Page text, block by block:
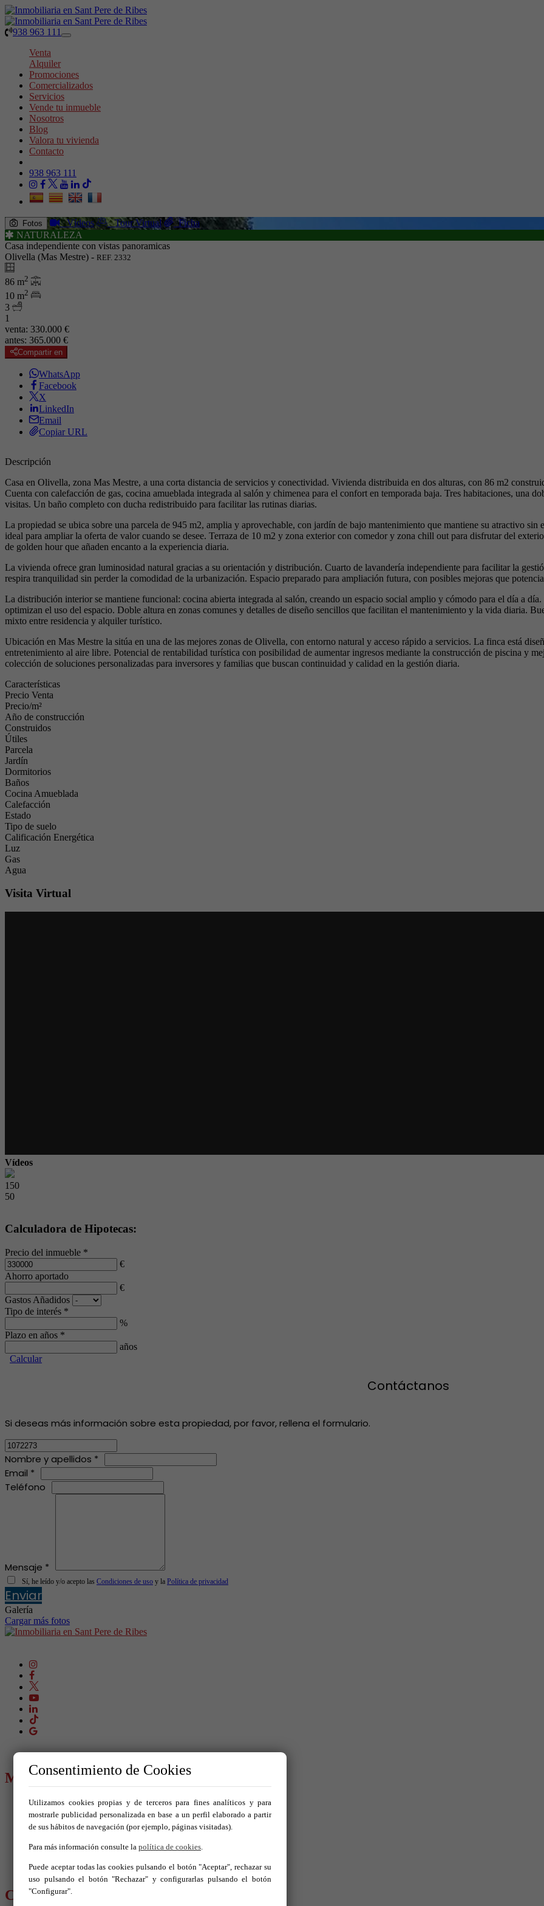
938 963 111
Toggle
Venta
Alquiler
Promociones
Comercializados
Servicios
Vende tu inmueble
Nosotros
Blog
Valora tu vivienda
Contacto
938 963 111
Fotos Vídeos Tour Virtual
Ficha
NATURALEZA
Casa independiente con vistas panoramicas
Olivella (Mas Mestre) - REF. 2332
86 m2
10 m2
3
1
venta: 330.000 €
antes: 365.000 €
Compartir en
WhatsApp
Facebook
X
LinkedIn
Email
Copiar URL
Descripción
Casa en Olivella, zona Mas Mestre, a una corta distancia de servicios y conectividad. Vivienda distribuida en dos alturas, con 86 m2
Cuenta con calefacción de gas, cocina amueblada integrada al salón y chimenea para el confort en temporada baja. Tres habitaciones, una
visitas. Un baño completo con ducha redistribuido para facilitar las rutinas diarias.
La propiedad se ubica sobre una parcela de 945 m2, amplia y aprovechable, con jardín de bajo mantenimiento que mantiene su atractivo
ideal para ampliar la oferta de valor cuando se desee. Terraza de 10 m2 y zona exterior con comedor y zona chill out para disfrutar del
de golden hour que añaden encanto a la experiencia diaria.
La vivienda ofrece gran luminosidad natural gracias a su orientación y distribución. Cuarto de lavandería independiente para facilitar la
respira tranquilidad sin perder la comodidad de la urbanización. Espacio preparado para ampliación futura, con posibles mejoras que
La distribución interior se mantiene funcional: cocina abierta integrada al salón, creando un espacio social amplio y cómodo para el día a
optimizan el uso del espacio. Doble altura en zonas comunes y detalles de diseño sencillos que facilitan el mantenimiento y la vida diaria.
mixto entre residencia y alquiler turístico.
Ubicación en Mas Mestre la sitúa en una de las mejores zonas de Olivella, con entorno natural y acceso rápido a servicios. La finca está
entretenimiento al aire libre. Potencial de rentabilidad turística con posibilidad de aumentar ingresos mediante la construcción de piscina y
colección de soluciones personalizadas para inversores y familias que buscan continuidad y calidad en la gestión diaria.
Características
Precio Venta
Precio/m²
Año de construcción
Construidos
Útiles
Parcela
Jardín
Dormitorios
Baños
Cocina Amueblada
Calefacción
Estado
Tipo de suelo
Calificación Energética
Luz
Gas
Agua
Visita Virtual
Vídeos
150
50
Calculadora de Hipotecas:
Precio del inmueble *
€
Ahorro aportado
€
Gastos Añadidos
Tipo de interés *
%
Plazo en años *
años
Calcular
Contáctanos
Si deseas más información sobre esta propiedad, por favor, rellena el formulario.
Nombre y apellidos *
Email *
Teléfono
Mensaje *
Sí, he leído y/o acepto las Condiciones de uso y la Política de privacidad
Enviar
Galería
Cargar más fotos
MENÚ
Comprar
Alquilar
Vende tu inmueble
Blog
Contacto
CONTÁCTANOS
Consentimiento de Cookies
Utilizamos cookies propias y de terceros para fines analíticos y para
mostrarle publicidad personalizada en base a un perfil elaborado a partir
de sus hábitos de navegación (por ejemplo, páginas visitadas).
Para más información consulte la política de cookies.
Puede aceptar todas las cookies pulsando el botón "Aceptar", rechazar su
uso pulsando el botón "Rechazar" y configurarlas pulsando el botón
"Configurar".